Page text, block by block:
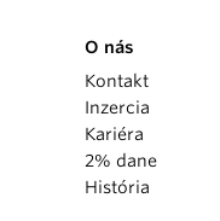
O nás
Kontakt
Inzercia
Kariéra
2% dane
História